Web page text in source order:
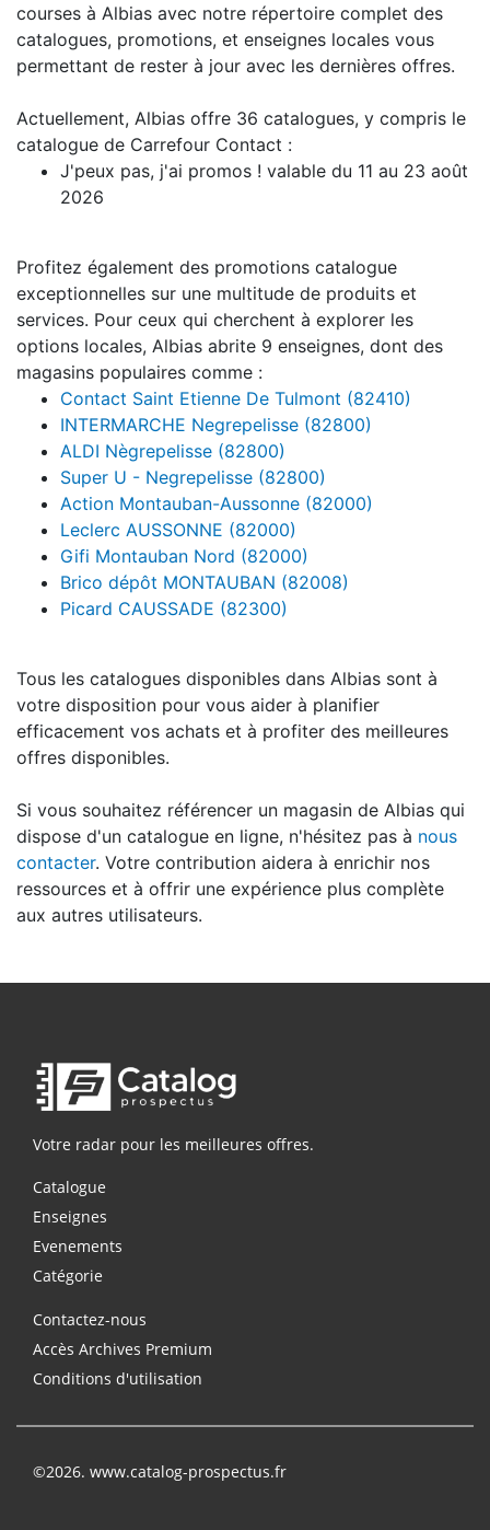
courses à Albias avec notre répertoire complet des
catalogues, promotions, et enseignes locales vous
permettant de rester à jour avec les dernières offres.
Actuellement, Albias offre 36 catalogues, y compris le
catalogue de Carrefour Contact :
J'peux pas, j'ai promos ! valable du 11 au 23 août
2026
Profitez également des promotions catalogue
exceptionnelles sur une multitude de produits et
services. Pour ceux qui cherchent à explorer les
options locales, Albias abrite 9 enseignes, dont des
magasins populaires comme :
Contact Saint Etienne De Tulmont (82410)
INTERMARCHE Negrepelisse (82800)
ALDI Nègrepelisse (82800)
Super U - Negrepelisse (82800)
Action Montauban-Aussonne (82000)
Leclerc AUSSONNE (82000)
Gifi Montauban Nord (82000)
Brico dépôt MONTAUBAN (82008)
Picard CAUSSADE (82300)
Tous les catalogues disponibles dans Albias sont à
votre disposition pour vous aider à planifier
efficacement vos achats et à profiter des meilleures
offres disponibles.
Si vous souhaitez référencer un magasin de Albias qui
dispose d'un catalogue en ligne, n'hésitez pas à nous
contacter. Votre contribution aidera à enrichir nos
ressources et à offrir une expérience plus complète
aux autres utilisateurs.
Votre radar pour les meilleures offres.
Catalogue
Enseignes
Evenements
Catégorie
Contactez-nous
Accès Archives Premium
Conditions d'utilisation
©2026. www.catalog-prospectus.fr